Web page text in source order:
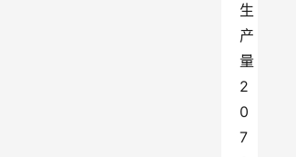
生
产
量
2
0
7